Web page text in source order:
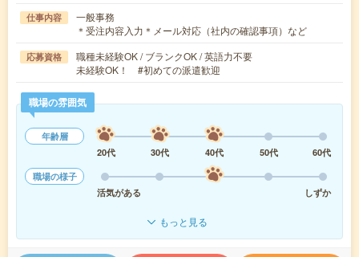
仕事内容
一般事務
＊受注内容入力＊メール対応（社内の確認事項）など
応募資格
職種未経験OK / ブランクOK / 英語力不要
未経験OK！ #初めての派遣歓迎
職場の雰囲気
年齢層
20代
30代 40代 50代
60代
職場の様子
活気がある
しずか
もっと見る